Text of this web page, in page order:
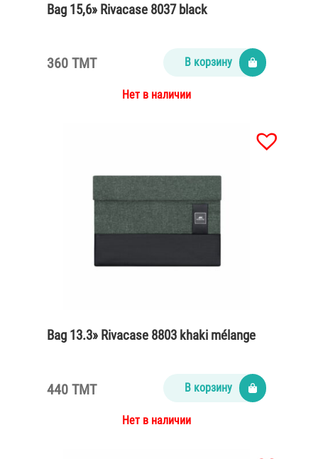
Bag 15,6» Rivacase 8037 black
360 TMT В корзину
Нет в наличии
Bag 13.3» Rivacase 8803 khaki mélange
440 TMT В корзину
Нет в наличии